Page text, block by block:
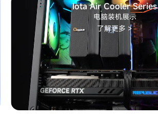
Iota Air Cooler Series
电脑装机展示
了解更多 >